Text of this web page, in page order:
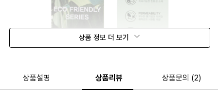
상품 정보 더 보기
상품설명 상품리뷰 상품문의 (2)